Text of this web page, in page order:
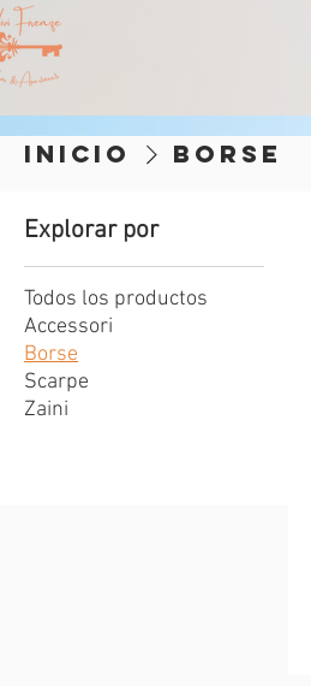
Inicio Borse
Explorar por
Todos los productos
Accessori
Borse
Scarpe
Zaini